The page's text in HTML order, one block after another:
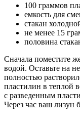
100 граммов
емкость для
стакан
не менее 15
половина
Сначала поместите
водой. Оставьте на
полностью
пластилин в теплой
с разведенным
Через час ваш лизун